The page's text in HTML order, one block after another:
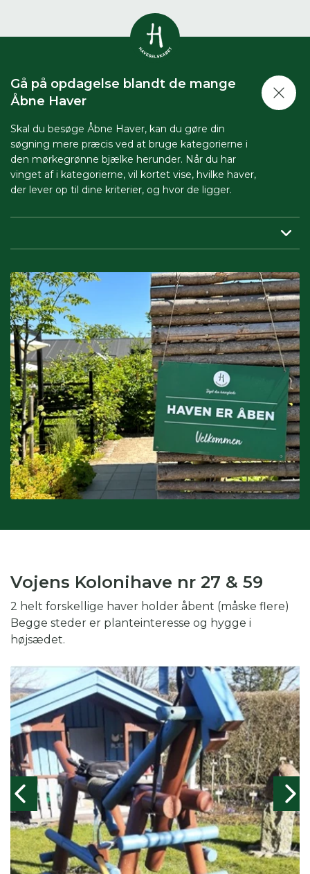
Gå på opdagelse blandt de mange
Åbne Haver
Skal du besøge Åbne Haver, kan du gøre din
søgning mere præcis ved at bruge kategorierne i
den mørkegrønne bjælke herunder. Når du har
vinget af i kategorierne, vil kortet vise, hvilke haver,
der lever op til dine kriterier, og hvor de ligger.
Region:her indsnævrer du, så du får vist haver tæt på dig.
Periode:vil du besøge Åbne Haver i en bestemt periode,
skal du sætte både start- og slutdato på.
Interesser:du kan også søge på interesser, hvis du fx er
glad for drivhus eller biodiversitet.
Kombination af kategorier:du kan også vinge af i flere
kategorier for at gøre din søgning endnu mere specifik.
Skal du fx på weekendtur til Silkeborg og er glad for drivhus,
kan du med fordel både vinge af i periode, region og
interesse.
Havestof
0resultater
Arrangementer
0resultater
Åbne haver
Du skal indtaste minimum 3
tegn for at se resultater
Her kan du søge i hele vores katalog af
artikler, arrangementer, produkter og åbne
haver.
Vojens Kolonihave nr 27 & 59
2 helt forskellige haver holder åbent (måske flere)
Begge steder er planteinteresse og hygge i
højsædet.